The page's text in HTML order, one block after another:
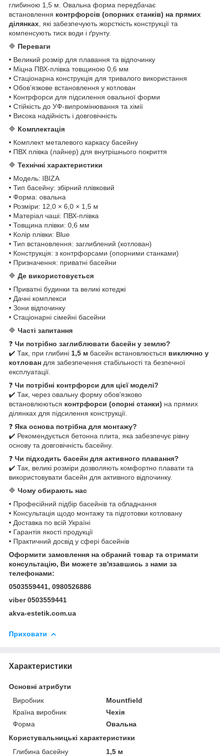
глибиною 1,5 м. Овальна форма передбачає
встановлення контрфорсів (опорних станків) на прямих
ділянках , які забезпечують жорсткість конструкції та
компенсують тиск води і ґрунту.
🔷 Переваги
• Великий розмір для плавання та відпочинку
• Міцна ПВХ-плівка товщиною 0,6 мм
• Стаціонарна конструкція для тривалого використання
• Обов’язкове встановлення у котлован
• Контрфорси для підсилення овальної форми
• Стійкість до УФ-випромінювання та хімії
• Висока надійність і довговічність
🔷 Комплектація
• Комплект металевого каркасу басейну
• ПВХ плівка (лайнер) для внутрішнього покриття
🔷 Технічні характеристики
• Модель: IBIZA
• Тип басейну: збірний плівковий
• Форма: овальна
• Розміри: 12,0 × 6,0 × 1,5 м
• Матеріал чаші: ПВХ-плівка
• Товщина плівки: 0,6 мм
• Колір плівки: Blue
• Тип встановлення: заглиблений (котлован)
• Конструкція: з контрфорсами (опорними станками)
• Призначення: приватні басейни
🔷 Де використовується
• Приватні будинки та великі котеджі
• Дачні комплекси
• Зони відпочинку
• Стаціонарні сімейні басейни
🔷 Часті запитання
❓ Чи потрібно заглиблювати басейн у землю?
✔️ Так, при глибині 1,5 м басейн встановлюється виключно у
котлован для забезпечення стабільності та безпечної
експлуатації.
❓ Чи потрібні контрфорси для цієї моделі?
✔️ Так, через овальну форму обов’язково
встановлюються контрфорси (опорні станки) на прямих
ділянках для підсилення конструкції.
❓ Яка основа потрібна для монтажу?
✔️ Рекомендується бетонна плита, яка забезпечує рівну
основу та довговічність басейну.
❓ Чи підходить басейн для активного плавання?
✔️ Так, великі розміри дозволяють комфортно плавати та
використовувати басейн для активного відпочинку.
🔷 Чому обирають нас
• Професійний підбір басейнів та обладнання
• Консультація щодо монтажу та підготовки котловану
• Доставка по всій Україні
• Гарантія якості продукції
• Практичний досвід у сфері басейнів
Оформити замовлення на обраний товар та отримати
консультацію, Ви можете зв'язавшись з нами за
телефонами:
0503559441, 0980526886
viber 0503559441
akva-estetik.com.ua
Приховати
Характеристики
Основні атрибути
Виробник
Mountfield
Країна виробник
Чехія
Форма
Овальна
Користувальницькі характеристики
Глибина басейну
1,5 м